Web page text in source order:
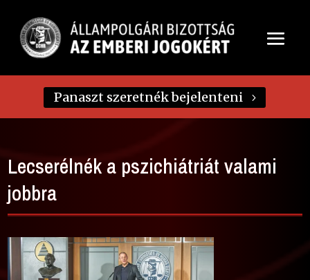
Panaszt szeretnék bejelenteni
Lecserélnék a pszichiátriát valami
jobbra